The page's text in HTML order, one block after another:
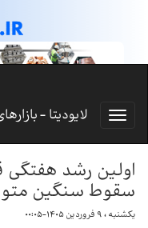
لایودیتا -
اولین رشد
سقوط سنگین
یکشنبه ، ۹ فروردین ۱۴۰۵-۰۰:۰۵